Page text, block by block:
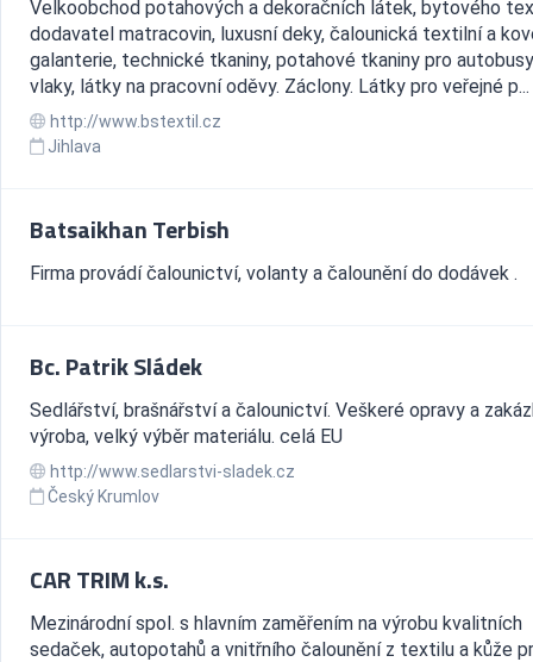
Velkoobchod potahových a dekoračních látek, bytového
dodavatel matracovin, luxusní deky, čalounická textilní a
galanterie, technické tkaniny, potahové tkaniny pro
vlaky, látky na pracovní oděvy. Záclony. Látky pro veřejné p...
http://www.bstextil.cz
Jihlava
Batsaikhan Terbish
Firma provádí čalounictví, volanty a čalounění do dodávek .
Bc. Patrik Sládek
Sedlářství, brašnářství a čalounictví. Veškeré opravy a
výroba, velký výběr materiálu. celá EU
http://www.sedlarstvi-sladek.cz
Český Krumlov
CAR TRIM k.s.
Mezinárodní spol. s hlavním zaměřením na výrobu kvalitních
sedaček, autopotahů a vnitřního čalounění z textilu a kůže